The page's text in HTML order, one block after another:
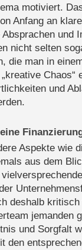
motiviert.
Anfang an
Absprachen und
nicht selten
die man in
und
Aspekte wie
aus dem
deshalb
jemanden
und Sorgfalt
den